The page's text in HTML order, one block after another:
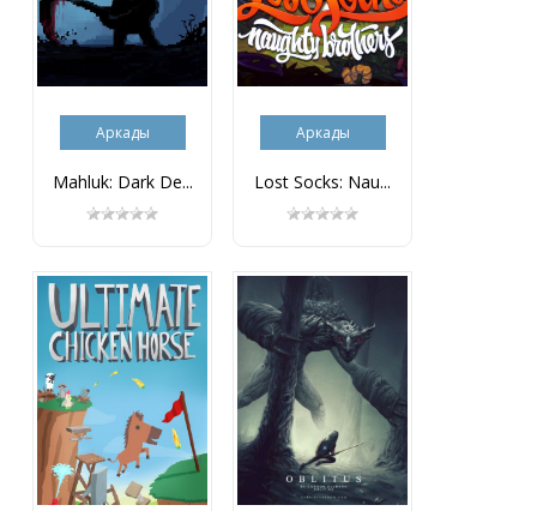
Аркады
Mahluk: Dark De...
Аркады
Lost Socks: Nau...